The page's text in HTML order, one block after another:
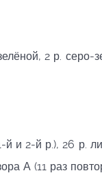
2 р. серо-
и 2-й р.), 26 р.
А (11 раз